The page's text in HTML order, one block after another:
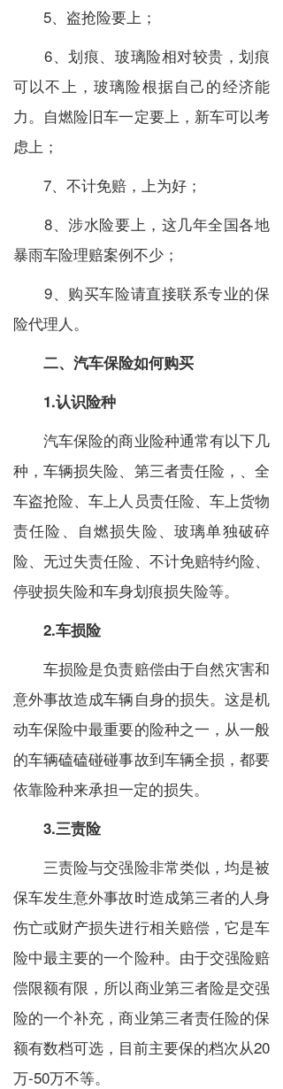
5、盗抢险要上；
6、划痕、玻璃险相对较贵，划痕
可以不上，玻璃险根据自己的经济能
力。自燃险旧车一定要上，新车可以考
虑上；
7、不计免赔，上为好；
8、涉水险要上，这几年全国各地
暴雨车险理赔案例不少；
9、购买车险请直接联系专业的保
险代理人。
二、汽车保险如何购买
1.认识险种
汽车保险的商业险种通常有以下几
种，车辆损失险、第三者责任险，、全
车盗抢险、车上人员责任险、车上货物
责任险、自燃损失险、玻璃单独破碎
险、无过失责任险、不计免赔特约险、
停驶损失险和车身划痕损失险等。
2.车损险
车损险是负责赔偿由于自然灾害和
意外事故造成车辆自身的损失。这是机
动车保险中最重要的险种之一，从一般
的车辆磕磕碰碰事故到车辆全损，都要
依靠险种来承担一定的损失。
3.三责险
三责险与交强险非常类似，均是被
保车发生意外事故时造成第三者的人身
伤亡或财产损失进行相关赔偿，它是车
险中最主要的一个险种。由于交强险赔
偿限额有限，所以商业第三者险是交强
险的一个补充，商业第三者责任险的保
额有数档可选，目前主要保的档次从20
万-50万不等。